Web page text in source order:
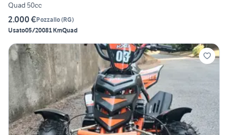
Quad 50cc
2.000 €Pozzallo(RG)
Usato05/20081 KmQuad